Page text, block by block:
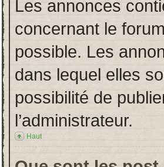
Les annonces
concernant le
possible. Les
dans lequel elles
possibilité de
l’administrateur.
Haut